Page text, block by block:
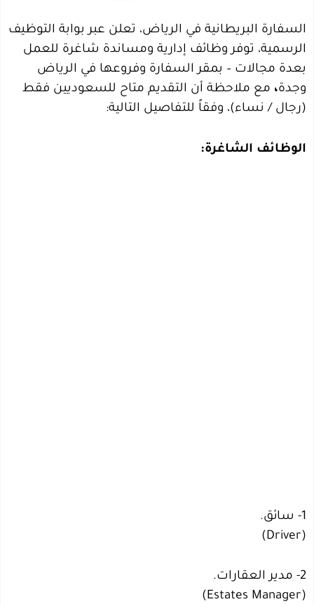
السفارة البريطانية في الرياض، تعلن عبر بوابة التوظيف
الرسمية، توفر وظائف إدارية ومساندة شاغرة للعمل
بعدة مجالات – بمقر السفارة وفروعها في الرياض
وجدة، مع ملاحظة أن التقديم متاح للسعوديين فقط
(رجال / نساء)، وفقاً للتفاصيل التالية:
الوظائف الشاغرة:
1- سائق.
(Driver)
2- مدير العقارات.
(Estates Manager)